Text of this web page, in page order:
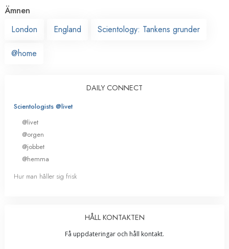
Ämnen
London
England Scientology: Tankens grunder
@home
DAILY CONNECT
Scientologists @livet
@livet
@orgen
@jobbet
@hemma
Hur man håller sig frisk
HÅLL KONTAKTEN
Få uppdateringar och håll kontakt.